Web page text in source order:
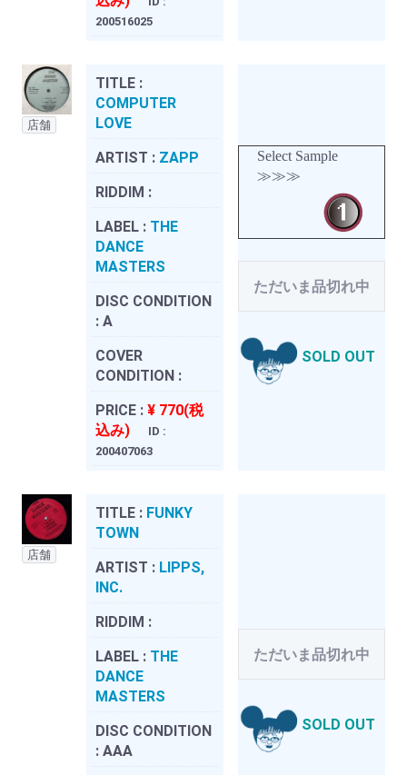
200516025
店舗
TITLE :
COMPUTER
LOVE
ARTIST : ZAPP
RIDDIM :
LABEL : THE
DANCE
MASTERS
DISC CONDITION
: A
COVER
CONDITION :
PRICE : ¥ 770(税
込み)
ID :
200407063
Select Sample
≫≫≫
ただいま品切れ中
SOLD OUT
店舗
TITLE : FUNKY
TOWN
ARTIST : LIPPS,
INC.
RIDDIM :
LABEL : THE
DANCE
MASTERS
DISC CONDITION
: AAA
ただいま品切れ中
SOLD OUT